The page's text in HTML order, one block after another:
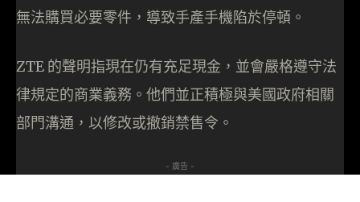
無法購買必要零件，導致手產手機陷於停頓。
ZTE 的聲明指現在仍有充足現金，並會嚴格遵守法
律規定的商業義務。他們並正積極與美國政府相關
部門溝通，以修改或撤銷禁售令。
- 廣告 -